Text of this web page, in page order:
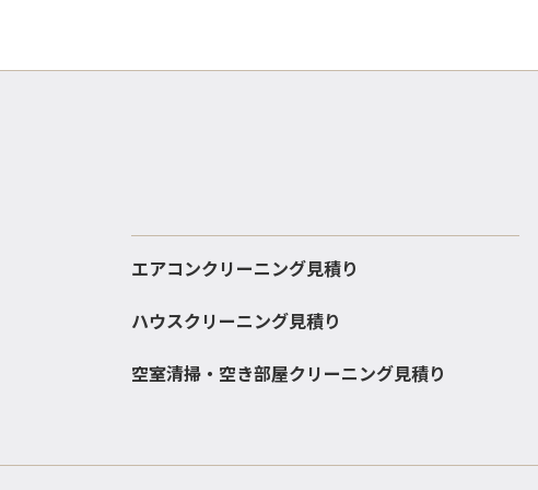
エアコンクリーニング見積り
ハウスクリーニング見積り
空室清掃・空き部屋クリーニング見積り